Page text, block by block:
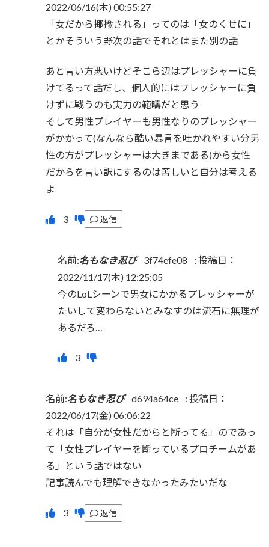
2022/06/16(木) 00:55:27
「女だから揶揄される」ってのは「女のくせに」
とかそういう野次の話でそれとはまた別の話
あと言い方悪いけどそこら辺はプレッシャーに負
けてるって話だし、個人的にはプレッシャーに負
けずに戦うのも実力の範疇だと思う
そして男性プレイヤーも男性なりのプレッシャー
がかかって(なんなら酷い暴言を吐かれやすい分男
性の方がプレッシャーは大きまである)から女性
だからを言い訳にするのは苦しいと自分は考える
よ
返信
名前:名もなき忍び 3f74efe08 : 投稿日：
2022/11/17(木) 12:25:05
今のLoLシーンで男女にかかるプレッシャーが
たいして変わらないとみなすのは流石に無理が
あるだろ…
名前:名もなき忍び d694a64ce : 投稿日：
2022/06/17(金) 06:06:22
それは「自分が女性だからと断ってる」のであっ
て「女性プレイヤーを断っているプロチームがあ
る」という話ではない
記事読んでも理解できなかったみたいだな
返信